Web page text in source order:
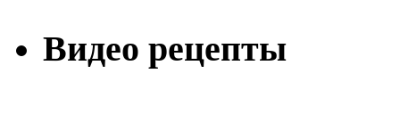
Видео рецепты